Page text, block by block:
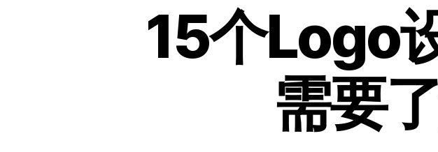
15个Logo
需要